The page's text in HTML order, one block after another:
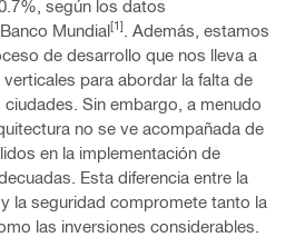
según los datos
Mundial[1]
. Además, estamos
de desarrollo que nos lleva a
para abordar la falta de
Sin embargo, a menudo
no se ve acompañada de
en la implementación de
Esta diferencia entre la
la seguridad compromete tanto la
las inversiones considerables.